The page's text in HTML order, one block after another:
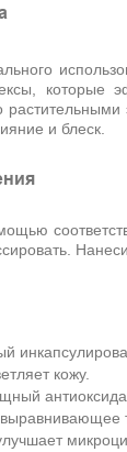
которые
и блеск.
кожу.